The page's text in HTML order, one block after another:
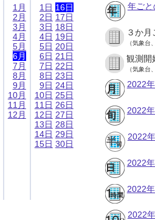
1月
2月
3月
4月
5月
6月
7月
8月
9月
10月
11月
12月
1日
2日
3日
4日
5日
6日
7日
8日
9日
10日
11日
12日
13日
14日
15日
16日
17日
18日
19日
20日
21日
22日
23日
24日
25日
26日
27日
28日
29日
30日
年ご
３か
（気象台
観測開
（気象台
2022
2022
2022
2022
2022
2022